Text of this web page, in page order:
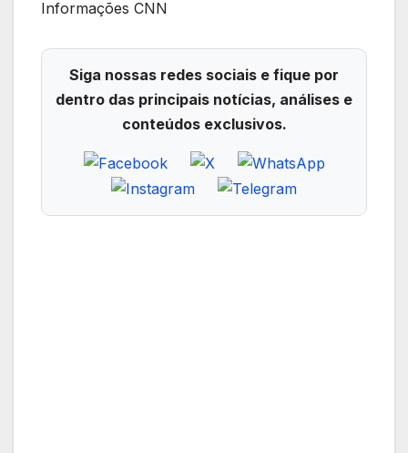
Informações CNN
Siga nossas redes sociais e fique por
dentro das principais notícias, análises e
conteúdos exclusivos.